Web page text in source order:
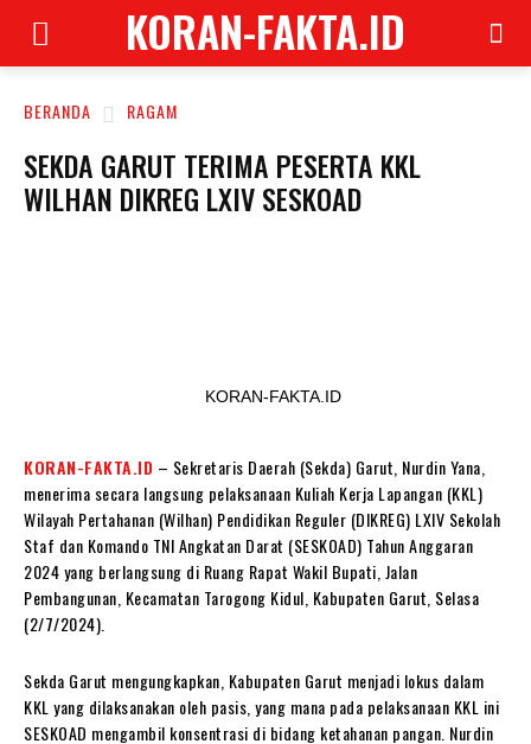
KORAN-FAKTA.ID
BERANDA RAGAM
SEKDA GARUT TERIMA PESERTA KKL
WILHAN DIKREG LXIV SESKOAD
KORAN-FAKTA.ID
KORAN-FAKTA.ID – Sekretaris Daerah (Sekda) Garut, Nurdin Yana,
menerima secara langsung pelaksanaan Kuliah Kerja Lapangan (KKL)
Wilayah Pertahanan (Wilhan) Pendidikan Reguler (DIKREG) LXIV Sekolah
Staf dan Komando TNI Angkatan Darat (SESKOAD) Tahun Anggaran
2024 yang berlangsung di Ruang Rapat Wakil Bupati, Jalan
Pembangunan, Kecamatan Tarogong Kidul, Kabupaten Garut, Selasa
(2/7/2024).
Sekda Garut mengungkapkan, Kabupaten Garut menjadi lokus dalam
KKL yang dilaksanakan oleh pasis, yang mana pada pelaksanaan KKL ini
SESKOAD mengambil konsentrasi di bidang ketahanan pangan. Nurdin